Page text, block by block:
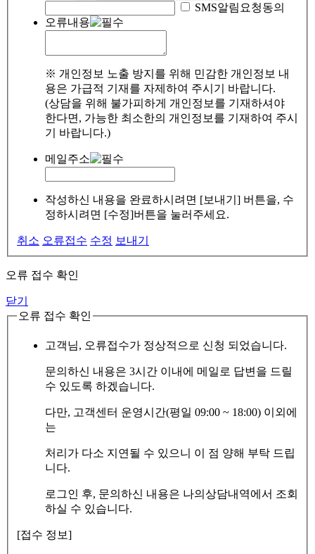
SMS알림요청동의
오류내용
※ 개인정보 노출 방지를 위해 민감한 개인정보 내
용은 가급적 기재를 자제하여 주시기 바랍니다.
(상담을 위해 불가피하게 개인정보를 기재하셔야
한다면, 가능한 최소한의 개인정보를 기재하여 주시
기 바랍니다.)
메일주소
작성하신 내용을 완료하시려면 [보내기] 버튼을, 수
정하시려면 [수정]버튼을 눌러주세요.
취소 오류접수 수정 보내기
오류 접수 확인
닫기
오류 접수 확인
고객님, 오류접수가 정상적으로 신청 되었습니다.
문의하신 내용은 3시간 이내에 메일로 답변을 드릴
수 있도록 하겠습니다.
다만, 고객센터 운영시간(평일 09:00 ~ 18:00) 이외에
는
처리가 다소 지연될 수 있으니 이 점 양해 부탁 드립
니다.
로그인 후, 문의하신 내용은 나의상담내역에서 조회
하실 수 있습니다.
[접수 정보]